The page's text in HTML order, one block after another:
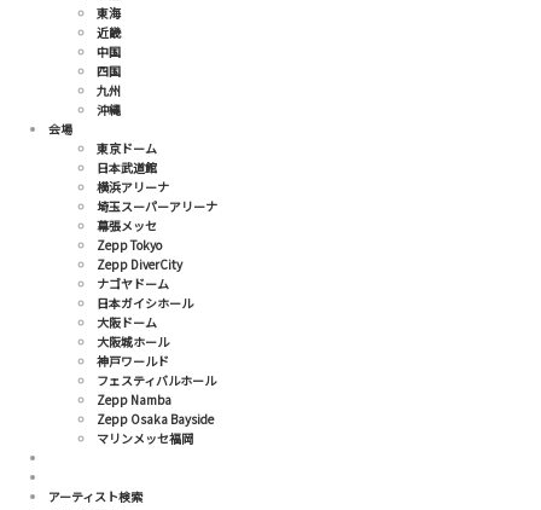
東海
近畿
中国
四国
九州
沖縄
会場
東京ドーム
日本武道館
横浜アリーナ
埼玉スーパーアリーナ
幕張メッセ
Zepp Tokyo
Zepp DiverCity
ナゴヤドーム
日本ガイシホール
大阪ドーム
大阪城ホール
神戸ワールド
フェスティバルホール
Zepp Namba
Zepp Osaka Bayside
マリンメッセ福岡
アーティスト検索